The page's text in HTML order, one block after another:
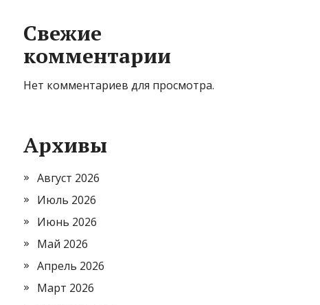
Свежие
комментарии
Нет комментариев для просмотра.
Архивы
Август 2026
Июль 2026
Июнь 2026
Май 2026
Апрель 2026
Март 2026